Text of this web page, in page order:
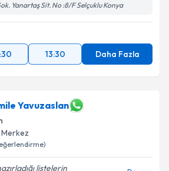
Yanartaş Sit. No :8/F Selçuklu Konya
13:30 Daha Fazla
Yavuzaslan
Merkez
listelerin